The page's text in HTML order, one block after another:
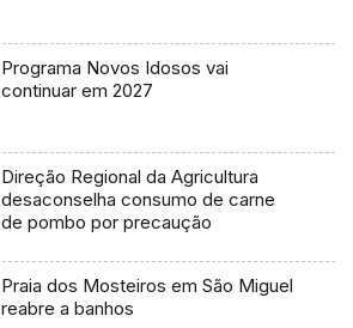
Programa Novos Idosos vai
continuar em 2027
Direção Regional da Agricultura
desaconselha consumo de carne
de pombo por precaução
Praia dos Mosteiros em São Miguel
reabre a banhos